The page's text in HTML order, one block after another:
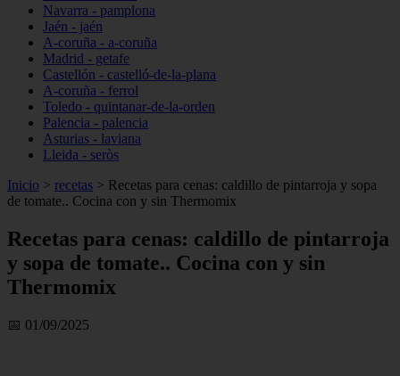
Navarra - pamplona
Jaén - jaén
A-coruña - a-coruña
Madrid - getafe
Castellón - castelló-de-la-plana
A-coruña - ferrol
Toledo - quintanar-de-la-orden
Palencia - palencia
Asturias - laviana
Lleida - seròs
Inicio > recetas > Recetas para cenas: caldillo de pintarroja y sopa
de tomate.. Cocina con y sin Thermomix
Recetas para cenas: caldillo de pintarroja
y sopa de tomate.. Cocina con y sin
Thermomix
📅 01/09/2025